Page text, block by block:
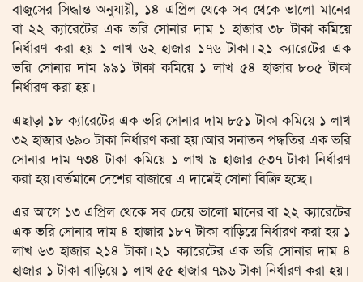
বাজুসের সিদ্ধান্ত অনুযায়ী, ১৪ এপ্রিল থেকে সব থেকে ভালো মানের
বা ২২ ক্যারেটের এক ভরি সোনার দাম ১ হাজার ৩৮ টাকা কমিয়ে
নির্ধারণ করা হয় ১ লাখ ৬২ হাজার ১৭৬ টাকা। ২১ ক্যারেটের এক
ভরি সোনার দাম ৯৯১ টাকা কমিয়ে ১ লাখ ৫৪ হাজার ৮০৫ টাকা
নির্ধারণ করা হয়।
এছাড়া ১৮ ক্যারেটের এক ভরি সোনার দাম ৮৫১ টাকা কমিয়ে ১ লাখ
৩২ হাজার ৬৯০ টাকা নির্ধারণ করা হয়। আর সনাতন পদ্ধতির এক ভরি
সোনার দাম ৭৩৪ টাকা কমিয়ে ১ লাখ ৯ হাজার ৫৩৭ টাকা নির্ধারণ
করা হয়। বর্তমানে দেশের বাজারে এ দামেই সোনা বিক্রি হচ্ছে।
এর আগে ১৩ এপ্রিল থেকে সব চেয়ে ভালো মানের বা ২২ ক্যারেটের
এক ভরি সোনার দাম ৪ হাজার ১৮৭ টাকা বাড়িয়ে নির্ধারণ করা হয় ১
লাখ ৬৩ হাজার ২১৪ টাকা। ২১ ক্যারেটের এক ভরি সোনার দাম ৪
হাজার ১ টাকা বাড়িয়ে ১ লাখ ৫৫ হাজার ৭৯৬ টাকা নির্ধারণ করা হয়।